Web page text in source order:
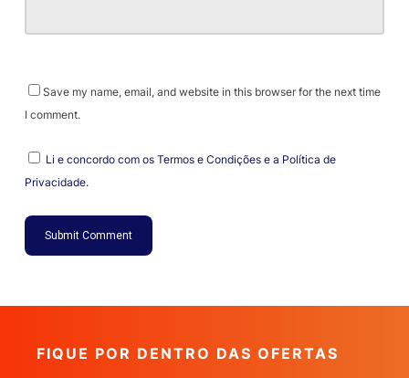
Save my name, email, and website in this browser for the next time
I comment.
Li e concordo com os Termos e Condições e a Política de
Privacidade.
FIQUE POR DENTRO DAS OFERTAS